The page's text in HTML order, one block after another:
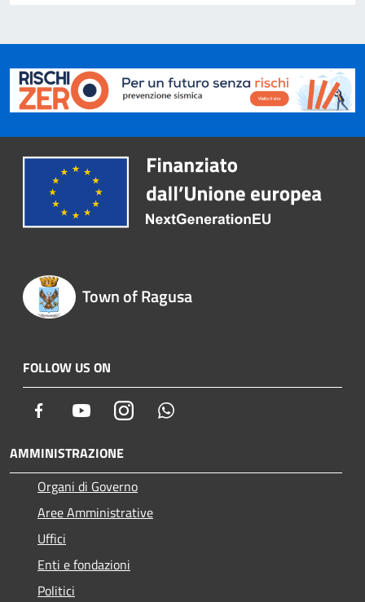
Town of Ragusa
FOLLOW US ON
Facebook YoutubeInstagram
AMMINISTRAZIONE
Organi di Governo
Aree Amministrative
Uffici
Enti e fondazioni
Politici